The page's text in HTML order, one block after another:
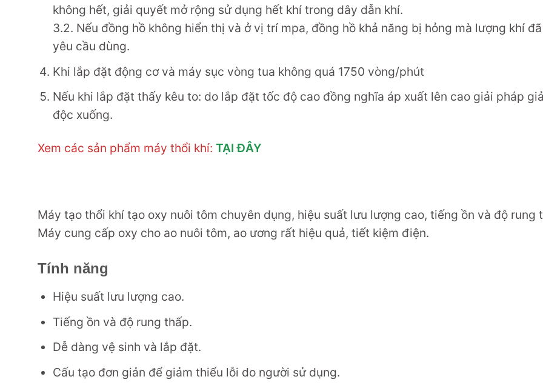
không hết, giải quyết mở rộng sử dụng hết khí trong dây dẫn khí.
3.2. Nếu đồng hồ không hiển thị và ở vị trí mpa, đồng hồ khả năng bị hỏng mà lượng khí
yêu cầu dùng.
Khi lắp đặt động cơ và máy sục vòng tua không quá 1750 vòng/phút
Nếu khi lắp đặt thấy kêu to: do lắp đặt tốc độ cao đồng nghĩa áp xuất lên cao giải pháp
độc xuống.
Xem các sản phẩm máy thổi khí: TẠI ĐÂY
Máy tạo thổi khí tạo oxy nuôi tôm chuyên dụng, hiệu suất lưu lượng cao, tiếng ồn và độ rung
Máy cung cấp oxy cho ao nuôi tôm, ao ương rất hiệu quả, tiết kiệm điện.
Tính năng
Hiệu suất lưu lượng cao.
Tiếng ồn và độ rung thấp.
Dễ dàng vệ sinh và lắp đặt.
Cấu tạo đơn giản để giảm thiểu lỗi do người sử dụng.